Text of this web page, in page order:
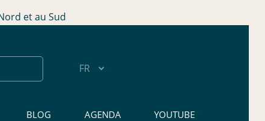
et au Sud
BLOG AGENDA YOUTUBE